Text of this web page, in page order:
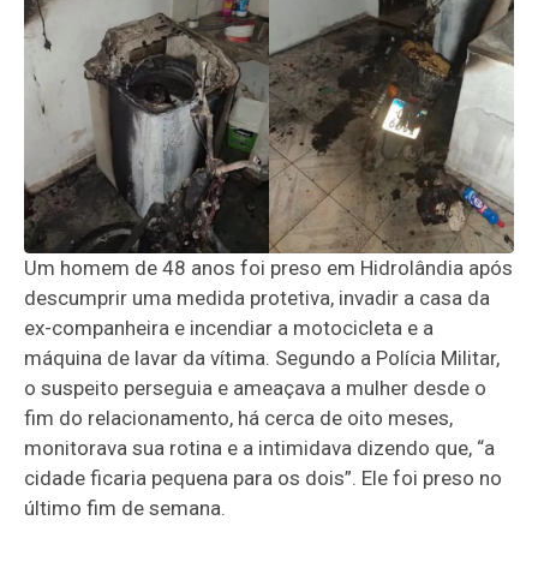
Um homem de 48 anos foi preso em Hidrolândia após
descumprir uma medida protetiva, invadir a casa da
ex-companheira e incendiar a motocicleta e a
máquina de lavar da vítima. Segundo a Polícia Militar,
o suspeito perseguia e ameaçava a mulher desde o
fim do relacionamento, há cerca de oito meses,
monitorava sua rotina e a intimidava dizendo que, “a
cidade ficaria pequena para os dois”. Ele foi preso no
último fim de semana.